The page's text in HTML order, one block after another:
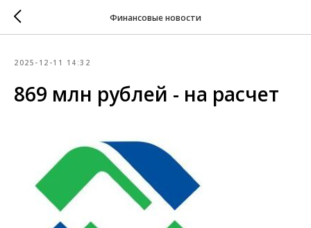
Финансовые новости
2025-12-11 14:32
869 млн рублей - на расчет